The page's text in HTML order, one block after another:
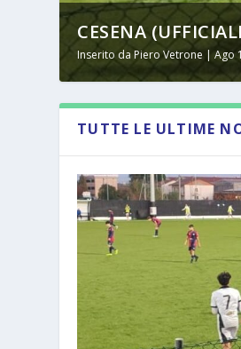
CESENA
Inserito daPiero Vetrone |Ago
TUTTE LE ULTIME